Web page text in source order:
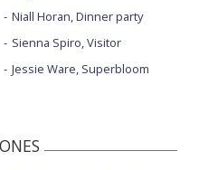
Niall Horan, Dinner party
Sienna Spiro, Visitor
Jessie Ware, Superbloom